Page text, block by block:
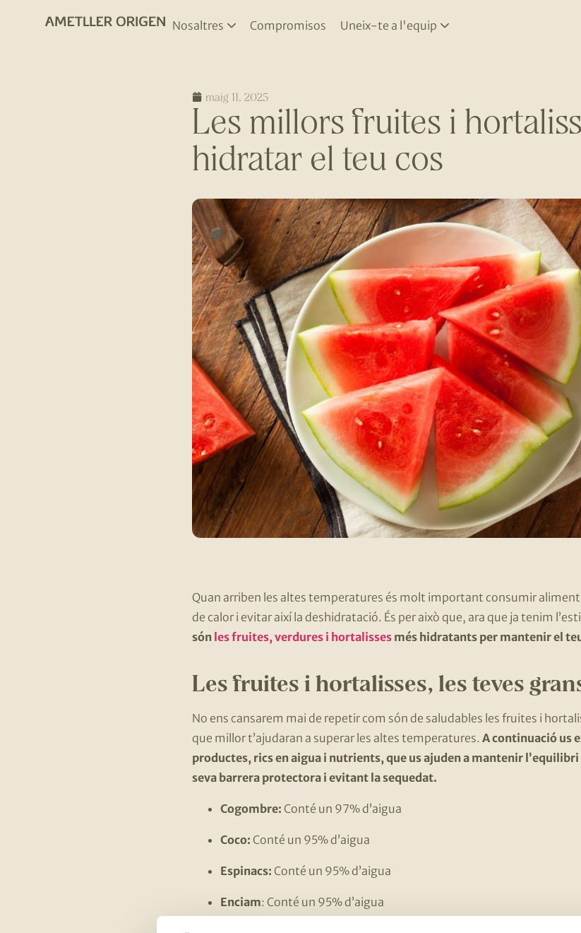
Nosaltres Compromisos Uneix-te a l'equip
maig 11, 2025
Les millors fruites i
hidratar el teu cos
Quan arriben les altes temperatures és molt important consumir
de calor i evitar així la deshidratació. És per això que, ara que ja tenim
són les fruites, verdures i hortalisses més hidratants per mantenir el
Les fruites i hortalisses, les teves
No ens cansarem mai de repetir com són de saludables les fruites i
que millor t’ajudaran a superar les altes temperatures. A continuació us
productes, rics en aigua i nutrients, que us ajuden a mantenir
seva barrera protectora i evitant la sequedat.
Cogombre: Conté un 97% d’aigua
Coco: Conté un 95% d’aigua
Espinacs: Conté un 95% d’aigua
Enciam: Conté un 95% d’aigua